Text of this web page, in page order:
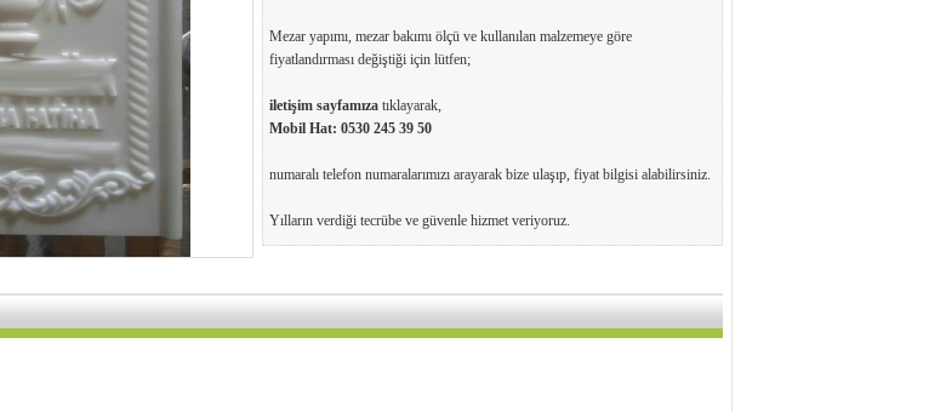
Mezar yapımı, mezar bakımı ölçü ve kullanılan malzemeye göre
fiyatlandırması değiştiği için lütfen;
iletişim sayfamıza tıklayarak,
Mobil Hat: 0530 245 39 50
numaralı telefon numaralarımızı arayarak bize ulaşıp, fiyat bilgisi alabilirsiniz.
Yılların verdiği tecrübe ve güvenle hizmet veriyoruz.